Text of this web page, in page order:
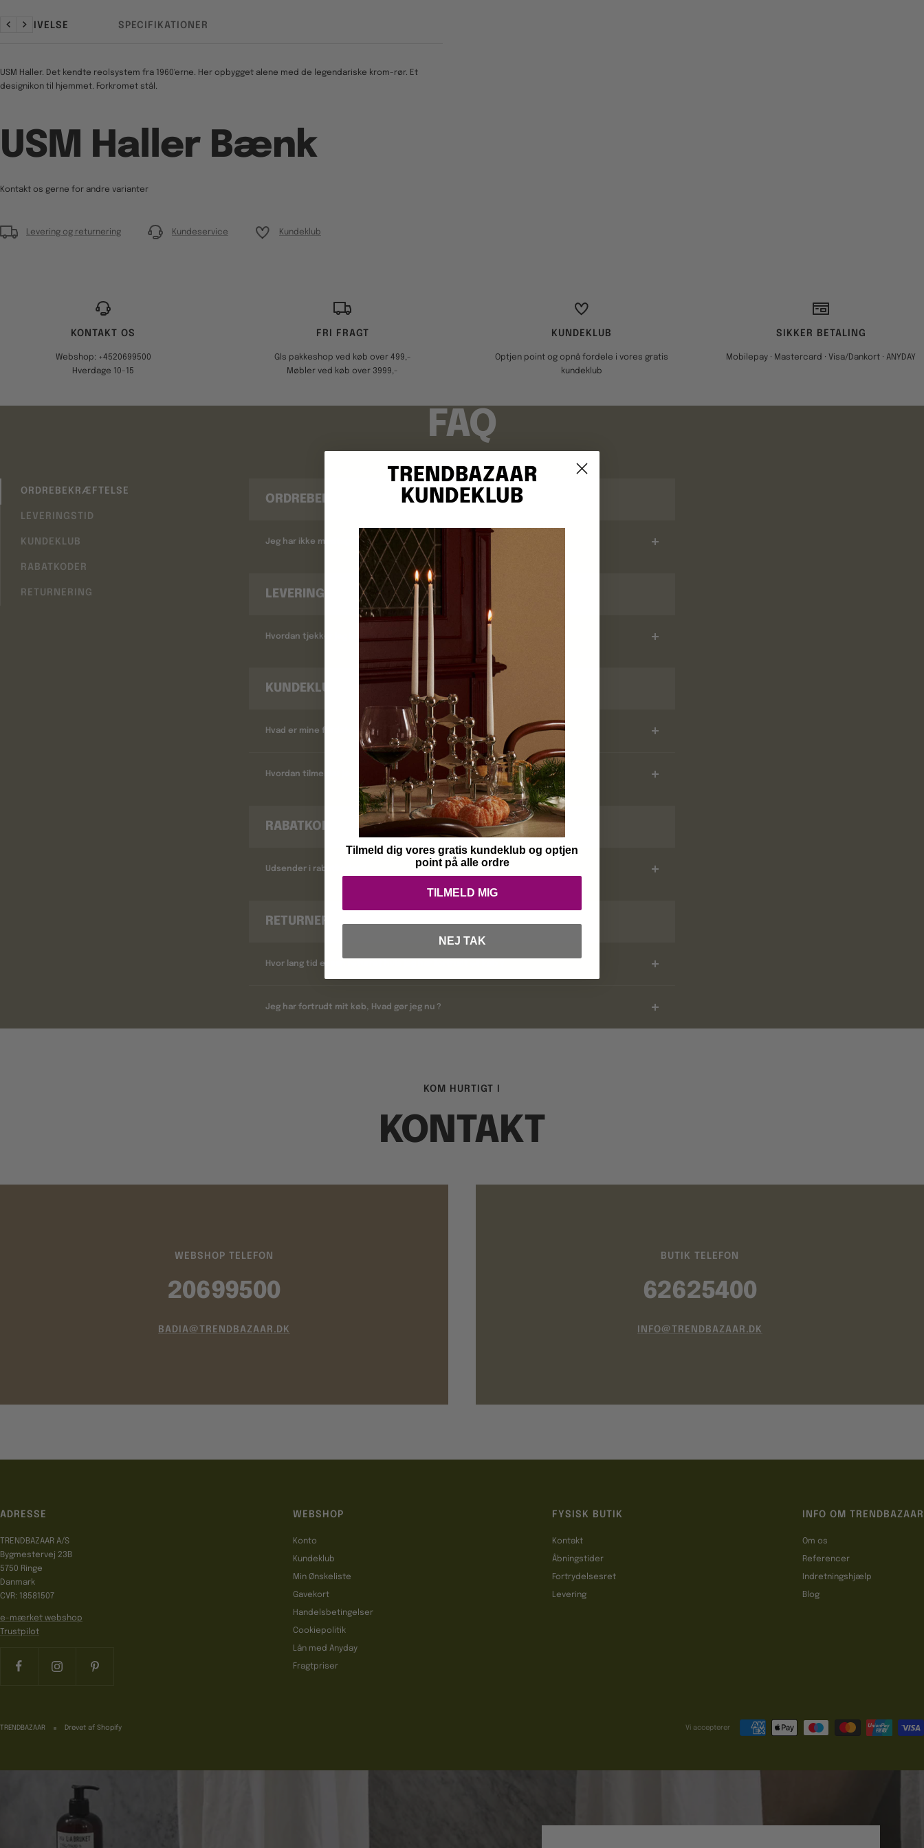
BESKRIVELSE SPECIFIKATIONER
ForrigeNæste
USM Haller. Det kendte reolsystem fra 1960'erne. Her opbygget alene med de legendariske krom-rør. Et
designikon til hjemmet. Forkromet stål.
USM Haller Bænk
Kontakt os gerne for andre varianter
Levering og returnering Kundeservice Kundeklub
KONTAKT OS
Webshop: +4520699500
Hverdage 10-15
FRI FRAGT
Gls pakkeshop ved køb over 499,-
Møbler ved køb over 3999,-
KUNDEKLUB
Optjen point og opnå fordele i vores gratis
kundeklub
SIKKER BETALING
Mobilepay · Mastercard · Visa/Dankort · ANYDAY
FAQ
ORDREBEKRÆFTELSE
LEVERINGSTID
KUNDEKLUB
RABATKODER
RETURNERING
ORDREBEKRÆFTELSE
Jeg har ikke modtaget en ordrebekræftelse ?
LEVERINGSTID
Hvordan tjekker jeg leveringstid ?
KUNDEKLUB
Hvad er mine fordele ?
Hvordan tilmelder jeg mig ?
RABATKODER
Udsender i rabatkoder ?
RETURNERING
Hvor lang tid er min returret hvis jeg har fortrudt et køb ?
Jeg har fortrudt mit køb, Hvad gør jeg nu ?
KOM HURTIGT I
KONTAKT
WEBSHOP TELEFON
20699500
BADIA@TRENDBAZAAR.DK
BUTIK TELEFON
62625400
INFO@TRENDBAZAAR.DK
ADRESSE
TRENDBAZAAR A/S
Bygmestervej 23B
5750 Ringe
Danmark
CVR: 18581507
e-mærket webshop
Trustpilot
WEBSHOP
Konto
Kundeklub
Min Ønskeliste
Gavekort
Handelsbetingelser
Cookiepolitik
Lån med Anyday
Fragtpriser
FYSISK BUTIK
Kontakt
Åbningstider
Fortrydelsesret
Levering
INFO OM TRENDBAZAAR
Om os
Referencer
Indretningshjælp
Blog
TRENDBAZAAR Drevet af Shopify Vi accepterer
TRENDBAZAAR
KUNDEKLUB
Tilmeld dig vores gratis kundeklub og optjen
point på alle ordre
TILMELD MIG
NEJ TAK